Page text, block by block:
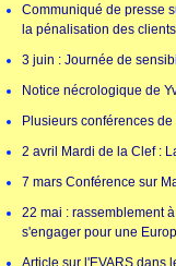
Communiqué de presse
la pénalisation des
3 juin : Journée de
Notice nécrologique de
Plusieurs conférences
2 avril Mardi de la Clef :
7 mars Conférence sur
22 mai : rassemblement
s'engager pour une
Article sur l'EVARS dans